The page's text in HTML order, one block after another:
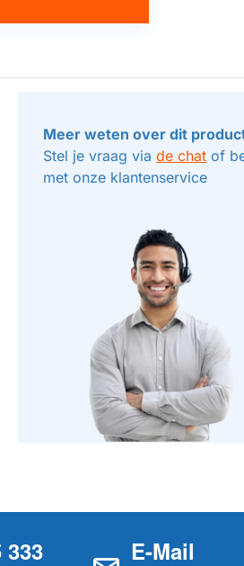
Meer weten over dit
Stel je vraag viade chat of
met onze klantenservice
333 E-Mail